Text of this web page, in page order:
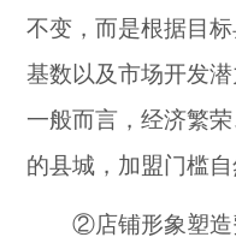
不变，而是根据目
基数以及市场开发
一般而言，经济繁
的县城，加盟门槛自
②店铺形象塑造